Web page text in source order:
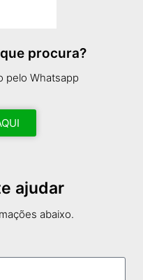
procura?
pelo Whatsapp
ajudar
abaixo.